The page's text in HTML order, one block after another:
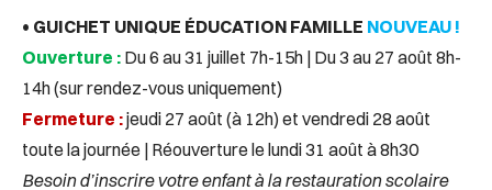
• GUICHET UNIQUE ÉDUCATION FAMILLE NOUVEAU !
Ouverture : Du 6 au 31 juillet 7h-15h | Du 3 au 27 août 8h-
14h (sur rendez-vous uniquement)
Fermeture :jeudi 27 août (à 12h) et vendredi 28 août
toute la journée | Réouverture le lundi 31 août à 8h30
Besoin d’inscrire votre enfant à la restauration scolaire